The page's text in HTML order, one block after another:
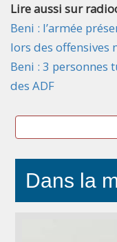
Lire aussi sur
Beni : l’armée
lors des offensives
Beni : 3 personnes
des ADF
Dans la